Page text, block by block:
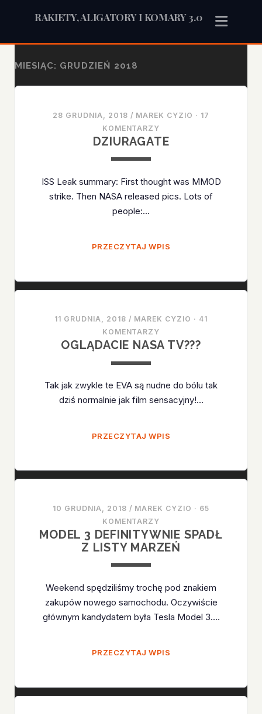
RAKIETY, ALIGATORY I KOMARY 3.0
MIESIĄC: GRUDZIEŃ 2018
28 GRUDNIA, 2018 / MAREK CYZIO · 17
KOMENTARZY
DZIURAGATE
ISS Leak summary: First thought was MMOD
strike. Then NASA released pics. Lots of
people:…
PRZECZYTAJ WPIS
11 GRUDNIA, 2018 / MAREK CYZIO · 41
KOMENTARZY
OGLĄDACIE NASA TV???
Tak jak zwykle te EVA są nudne do bólu tak
dziś normalnie jak film sensacyjny!…
PRZECZYTAJ WPIS
10 GRUDNIA, 2018 / MAREK CYZIO · 65
KOMENTARZY
MODEL 3 DEFINITYWNIE SPADŁ
Z LISTY MARZEŃ
Weekend spędziliśmy trochę pod znakiem
zakupów nowego samochodu. Oczywiście
głównym kandydatem była Tesla Model 3.…
PRZECZYTAJ WPIS
SPADŁ